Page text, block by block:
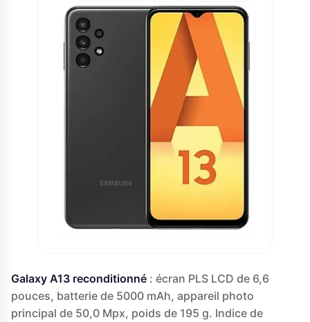
Galaxy A13 reconditionné : écran PLS LCD de 6,6
pouces, batterie de 5000 mAh, appareil photo
principal de 50,0 Mpx, poids de 195 g. Indice de